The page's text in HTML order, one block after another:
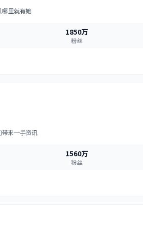
哪里就有她
1850万
粉丝
带来一手资讯
1560万
粉丝